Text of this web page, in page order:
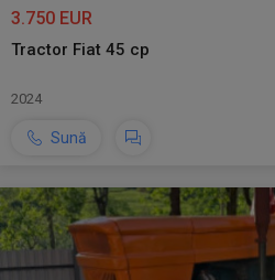
3.750 EUR
Tractor Fiat 45 cp
2024
Sună